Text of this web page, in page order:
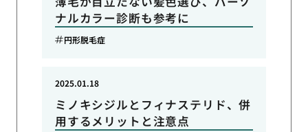
ナルカラー診断も参考に
円形脱毛症
ミノキシジルとフィナステリド、併
用するメリットと注意点
2025.01.18